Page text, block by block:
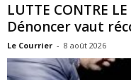
LUTTE CONTRE
Dénoncer vaut
Le Courrier - 8 août 2026